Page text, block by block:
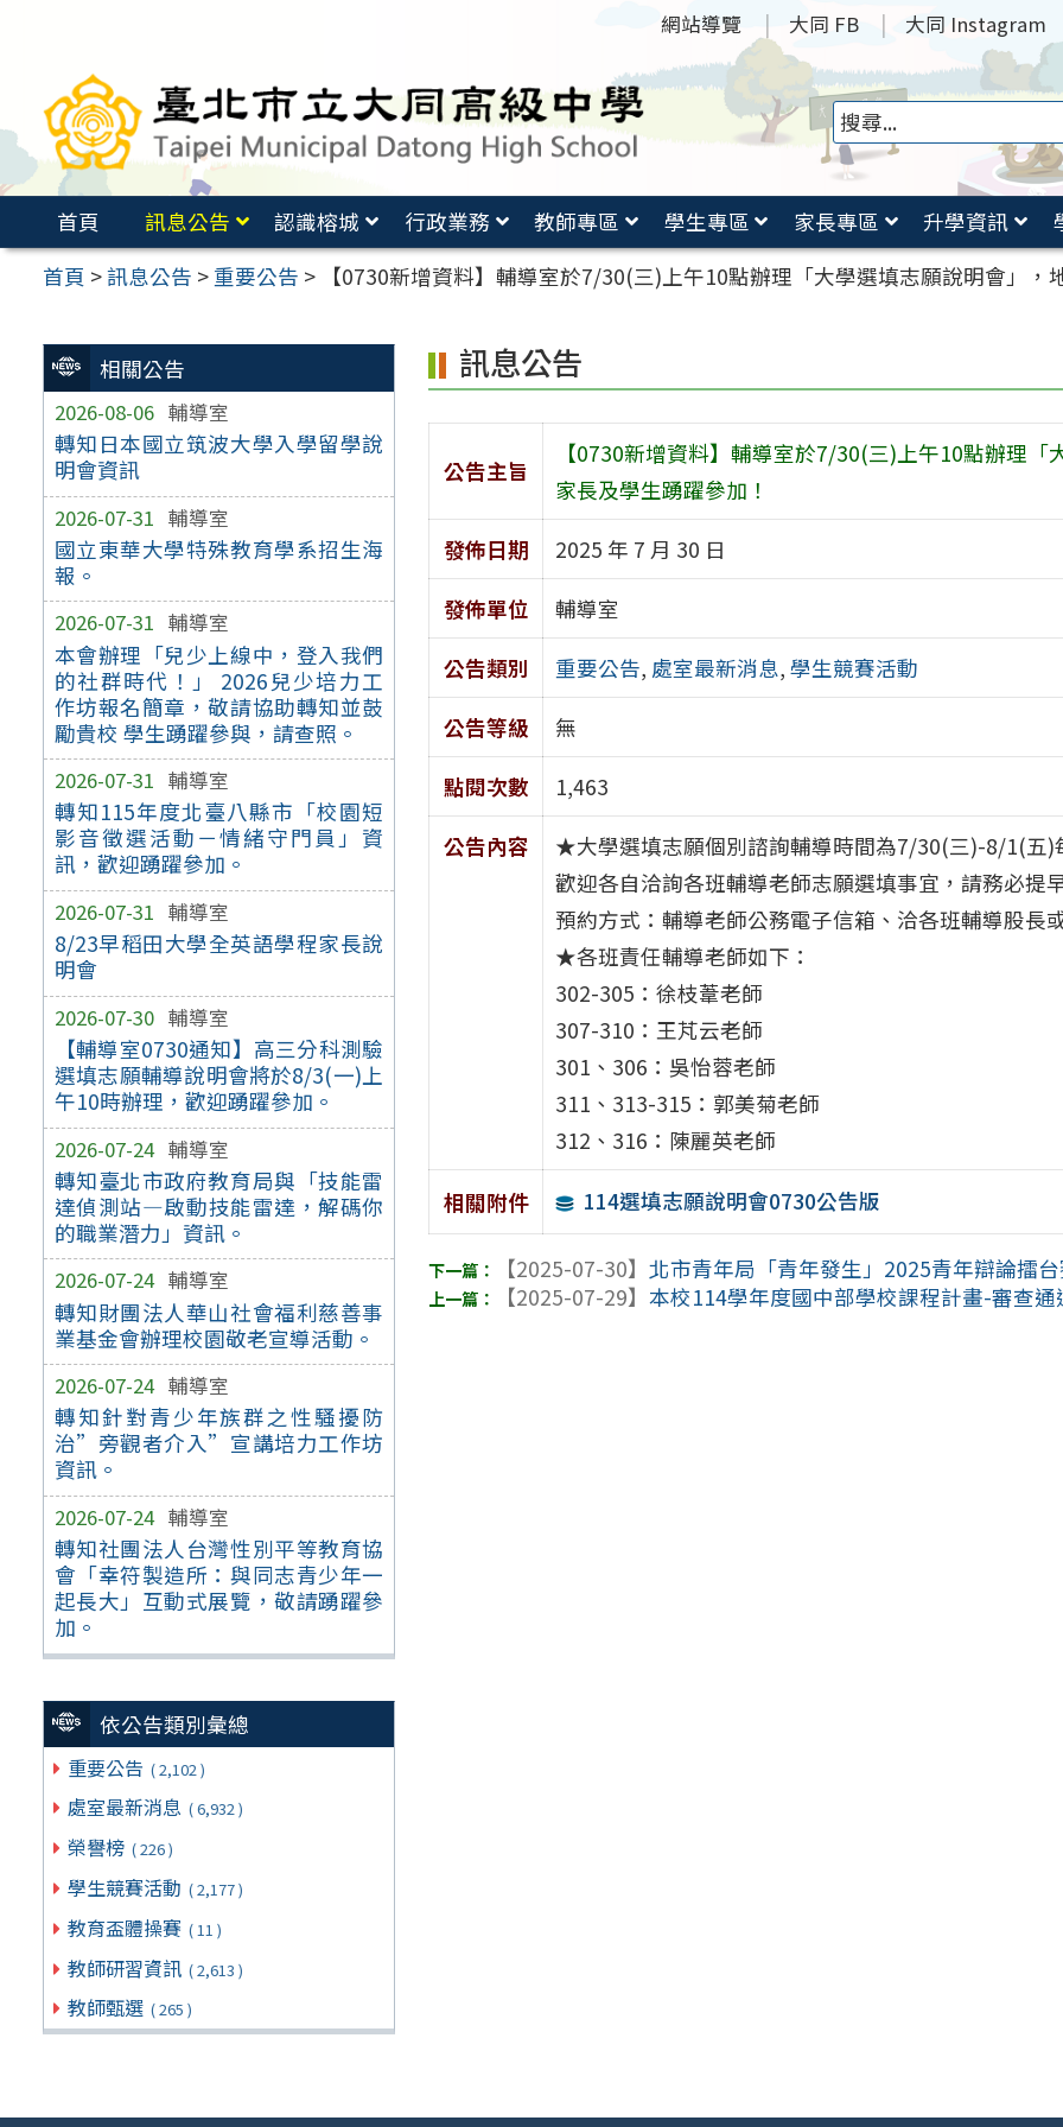
要
容
網站導覽 大同 FB 大同 Instagram
首頁 訊息公告 認識榕城 行政業務 教師專區 學生專區 家長專區 升學資訊
首頁 >訊息公告 > 重要公告 > 【0730新增資料】輔導室於7/30(三)上午10點辦理「大學選填志願說明會」
相關公告
2026-08-06 輔導室
轉知日本國立筑波大學入學留學說
明會資訊
2026-07-31 輔導室
國立東華大學特殊教育學系招生海
報。
2026-07-31 輔導室
本會辦理「兒少上線中，登入我們
的社群時代！」 2026兒少培力工
作坊報名簡章，敬請協助轉知並鼓
勵貴校 學生踴躍參與，請查照。
2026-07-31 輔導室
轉知115年度北臺八縣市「校園短
影音徵選活動－情緒守門員」資
訊，歡迎踴躍參加。
2026-07-31 輔導室
8/23早稻田大學全英語學程家長說
明會
2026-07-30 輔導室
【輔導室0730通知】高三分科測驗
選填志願輔導說明會將於8/3(一)上
午10時辦理，歡迎踴躍參加。
2026-07-24 輔導室
轉知臺北市政府教育局與「技能雷
達偵測站—啟動技能雷達，解碼你
的職業潛力」資訊。
2026-07-24 輔導室
轉知財團法人華山社會福利慈善事
業基金會辦理校園敬老宣導活動。
2026-07-24 輔導室
轉知針對青少年族群之性騷擾防
治”旁觀者介入”宣講培力工作坊
資訊。
2026-07-24 輔導室
轉知社團法人台灣性別平等教育協
會「幸符製造所：與同志青少年一
起長大」互動式展覽，敬請踴躍參
加。
依公告類別彙總
重要公告 ( 2,102 )
處室最新消息 ( 6,932 )
榮譽榜 ( 226 )
學生競賽活動 ( 2,177 )
教育盃體操賽 ( 11 )
教師研習資訊 ( 2,613 )
教師甄選 ( 265 )
訊息公告
公告主旨
【0730新增資料】輔導室於7/30(三)上午10點辦理
家長及學生踴躍參加！
發佈日期
2025 年 7 月 30 日
發佈單位
輔導室
公告類別
重要公告, 處室最新消息, 學生競賽活動
公告等級
無
點閱次數
1,463
公告內容
★大學選填志願個別諮詢輔導時間為7/30(三)-8/1(五)
歡迎各自洽詢各班輔導老師志願選填事宜，請務必提
預約方式：輔導老師公務電子信箱、洽各班輔導股
★各班責任輔導老師如下：
302-305：徐枝葦老師
307-310：王芃云老師
301、306：吳怡蓉老師
311、313-315：郭美菊老師
312、316：陳麗英老師
相關附件 114選填志願說明會0730公告版
【2025-07-30】北市青年局「青年發生」2025青年辯論擂
【2025-07-29】本校114學年度國中部學校課程計畫-審查通